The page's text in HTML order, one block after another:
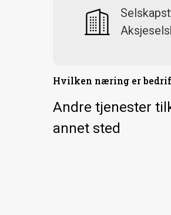
Hvilken næring er
Andre tjenester
annet sted